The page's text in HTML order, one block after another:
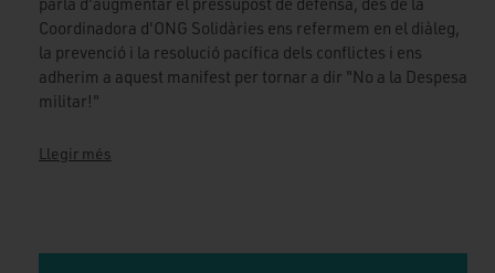
Coordinadora d'ONG Solidàries ens refermem en el diàleg,
la prevenció i la resolució pacífica dels conflictes i ens
adherim a aquest manifest per tornar a dir "No a la Despesa
militar!"
Llegir més